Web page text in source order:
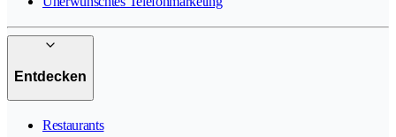
Entdecken
Restaurants